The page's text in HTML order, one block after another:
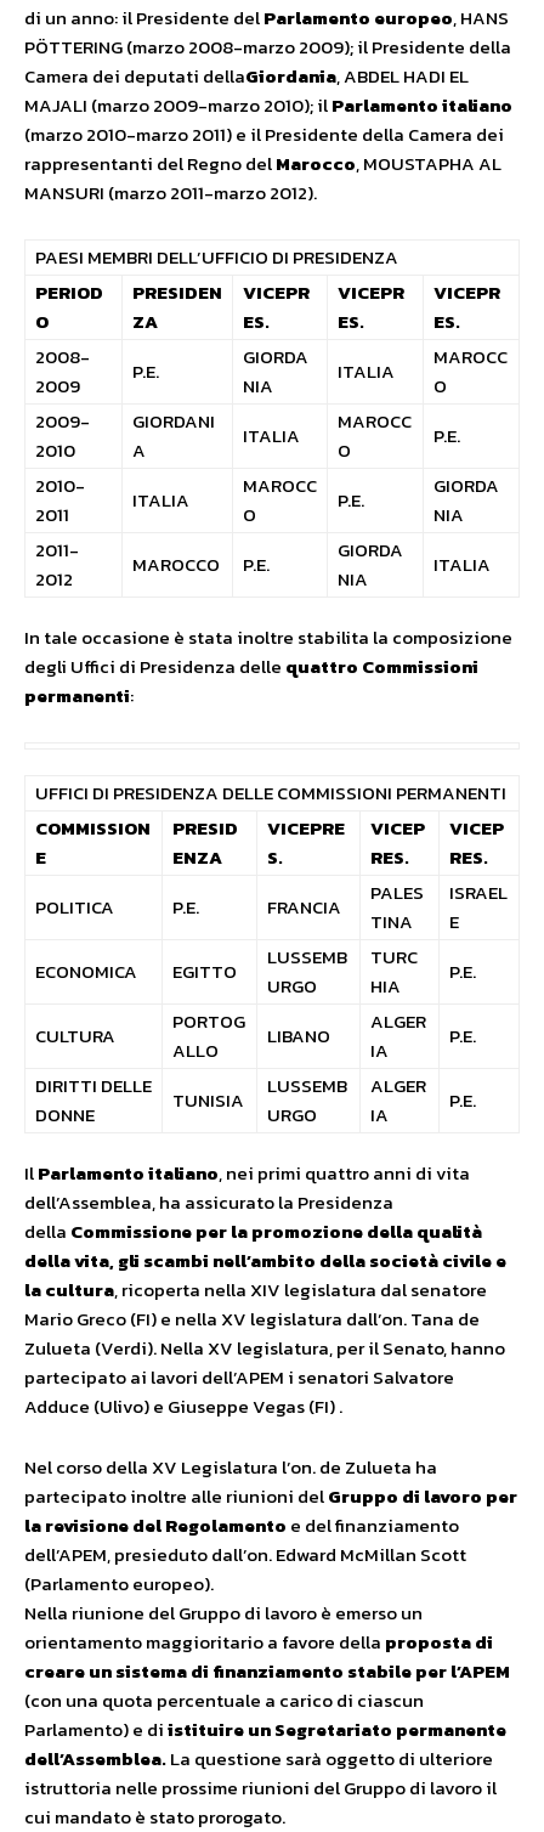
di un anno: il Presidente delParlamento europeo, HANS
PÖTTERING (marzo 2008-marzo 2009); il Presidente della
Camera dei deputati dellaGiordania, ABDEL HADI EL
MAJALI (marzo 2009-marzo 2010); ilParlamento italiano
(marzo 2010-marzo 2011) e il Presidente della Camera dei
rappresentanti del Regno delMarocco, MOUSTAPHA AL
MANSURI (marzo 2011-marzo 2012).
PAESI MEMBRI DELL’UFFICIO DI PRESIDENZA
PERIOD
O
PRESIDEN
ZA
VICEPR
ES.
VICEPR
ES.
VICEPR
ES.
2008-
2009
P.E.
GIORDA
NIA
ITALIA
MAROCC
O
2009-
2010
GIORDANI
A
ITALIA
MAROCC
O
P.E.
2010-
2011
ITALIA
MAROCC
O
P.E.
GIORDA
NIA
2011-
2012
MAROCCO P.E.
GIORDA
NIA
ITALIA
In tale occasione è stata inoltre stabilita la composizione
degli Uffici di Presidenza delle quattro Commissioni
permanenti:
UFFICI DI PRESIDENZA DELLE COMMISSIONI PERMANENTI
COMMISSION
E
PRESID
ENZA
VICEPRE
S.
VICEP
RES.
VICEP
RES.
POLITICA
P.E. FRANCIA
PALES
TINA
ISRAEL
E
ECONOMICA
EGITTO
LUSSEMB
URGO
TURC
HIA
P.E.
CULTURA
PORTOG
ALLO
LIBANO
ALGER
IA
P.E.
DIRITTI DELLE
DONNE
TUNISIA
LUSSEMB
URGO
ALGER
IA
P.E.
IlParlamento italiano, nei primi quattro anni di vita
dell’Assemblea, ha assicurato la Presidenza
della Commissione per la promozione della qualità
della vita, gli scambi nell’ambito della società civile e
la cultura, ricoperta nella XIV legislatura dal senatore
Mario Greco (FI) e nella XV legislatura dall’on. Tana de
Zulueta (Verdi). Nella XV legislatura, per il Senato, hanno
partecipato ai lavori dell’APEM i senatori Salvatore
Adduce (Ulivo) e Giuseppe Vegas (FI) .
Nel corso della XV Legislatura l’on. de Zulueta ha
partecipato inoltre alle riunioni delGruppo di lavoro per
la revisione del Regolamento e del finanziamento
dell’APEM, presieduto dall’on. Edward McMillan Scott
(Parlamento europeo).
Nella riunione del Gruppo di lavoro è emerso un
orientamento maggioritario a favore della proposta di
creare un sistema di finanziamento stabile per l’APEM
(con una quota percentuale a carico di ciascun
Parlamento) e diistituire un Segretariato permanente
dell’Assemblea.La questione sarà oggetto di ulteriore
istruttoria nelle prossime riunioni del Gruppo di lavoro il
cui mandato è stato prorogato.